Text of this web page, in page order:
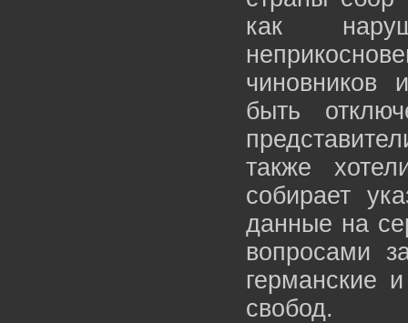
как
чиновников
быть
также
собирает
данные на
вопросами
германские
свобод.